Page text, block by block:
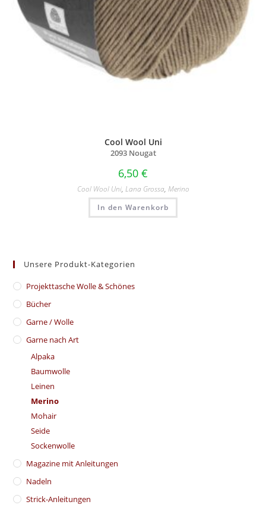
Cool Wool Uni
2093 Nougat
6,50 €
Cool Wool Uni, Lana Grossa, Merino
In den Warenkorb
Unsere Produkt-Kategorien
​Projekttasche Wolle & Schönes
Bücher
Garne / Wolle
Garne nach Art
Alpaka
Baumwolle
Leinen
Merino
Mohair
Seide
Sockenwolle
Magazine mit Anleitungen
Nadeln
Strick-Anleitungen